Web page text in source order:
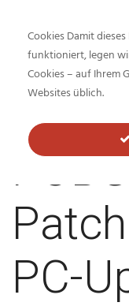
Inside-
PC-
Cookies Damit
funktioniert, legen
Cookies – auf Ihrem
Websites üblich.